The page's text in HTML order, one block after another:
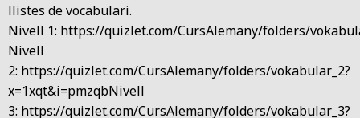
llistes de vocabulari.
Nivell 1: https://quizlet.com/CursAlemany/folders/
Nivell
2: https://quizlet.com/CursAlemany/folders/vokabular_2?
x=1xqt&i=pmzqbNivell
3: https://quizlet.com/CursAlemany/folders/vokabular_3?